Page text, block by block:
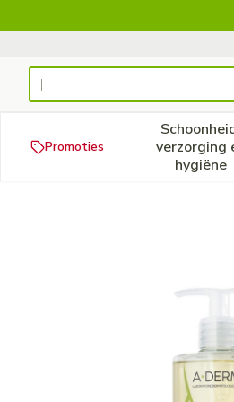
Product, merk, categorie...
Promoties
verzorging
hygiëne
Aderma